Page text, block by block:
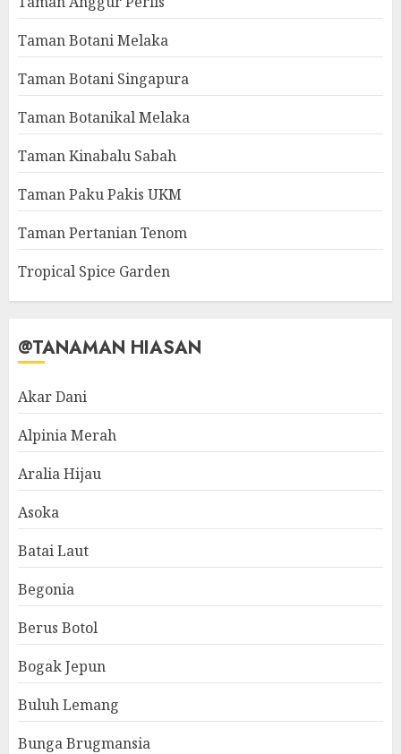
Taman Botani Melaka
Taman Botani Singapura
Taman Botanikal Melaka
Taman Kinabalu Sabah
Taman Paku Pakis UKM
Taman Pertanian Tenom
Tropical Spice Garden
@TANAMAN HIASAN
Akar Dani
Alpinia Merah
Aralia Hijau
Asoka
Batai Laut
Begonia
Berus Botol
Bogak Jepun
Buluh Lemang
Bunga Brugmansia